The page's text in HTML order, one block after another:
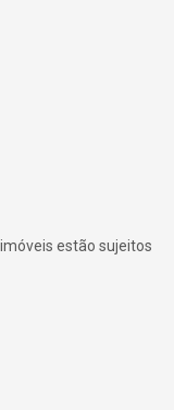
estão sujeitos